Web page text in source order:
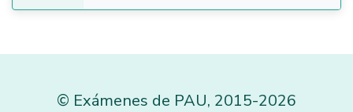
© Exámenes de PAU, 2015-2026